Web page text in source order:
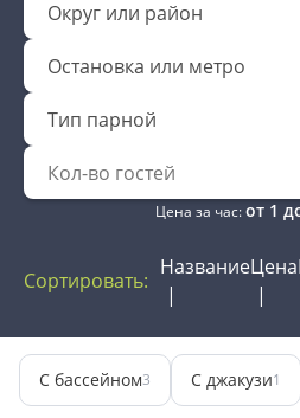
Округ или район
Остановка или метро
Тип парной
Цена за час:от 1
Сортировать:
НазваниеЦена
С бассейном3 С джакузи1